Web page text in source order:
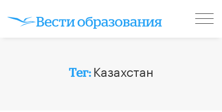
Тег: Казахстан